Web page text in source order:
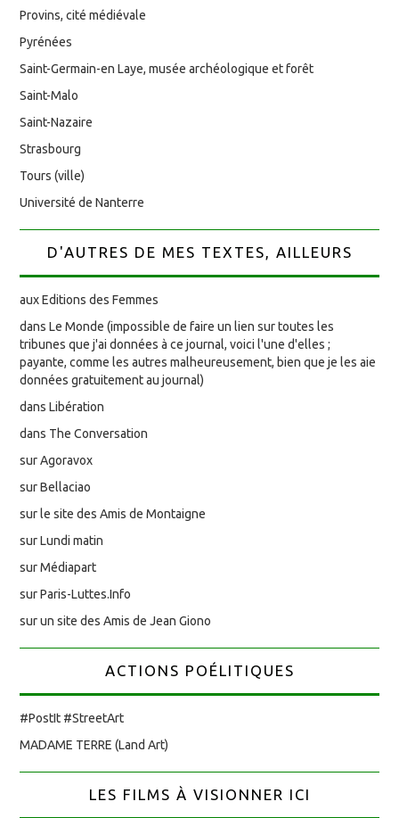
Provins, cité médiévale
Pyrénées
Saint-Germain-en Laye, musée archéologique et forêt
Saint-Malo
Saint-Nazaire
Strasbourg
Tours (ville)
Université de Nanterre
D'AUTRES DE MES TEXTES, AILLEURS
aux Editions des Femmes
dans Le Monde (impossible de faire un lien sur toutes les
tribunes que j'ai données à ce journal, voici l'une d'elles ;
payante, comme les autres malheureusement, bien que je les aie
données gratuitement au journal)
dans Libération
dans The Conversation
sur Agoravox
sur Bellaciao
sur le site des Amis de Montaigne
sur Lundi matin
sur Médiapart
sur Paris-Luttes.Info
sur un site des Amis de Jean Giono
ACTIONS POÉLITIQUES
#PostIt #StreetArt
MADAME TERRE (Land Art)
LES FILMS À VISIONNER ICI